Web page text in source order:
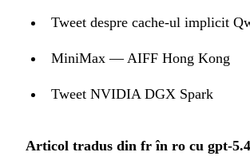
Tweet despre cache-ul implicit
MiniMax — AIFF Hong Kong
Tweet NVIDIA DGX Spark
Articol tradus din fr în ro cu gpt-